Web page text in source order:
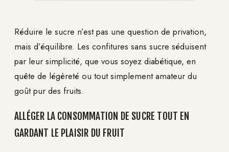
Réduire le sucre n’est pas une question de privation,
mais d’équilibre. Les confitures sans sucre séduisent
par leur simplicité, que vous soyez diabétique, en
quête de légèreté ou tout simplement amateur du
goût pur des fruits.
ALLÉGER LA CONSOMMATION DE SUCRE TOUT EN
GARDANT LE PLAISIR DU FRUIT